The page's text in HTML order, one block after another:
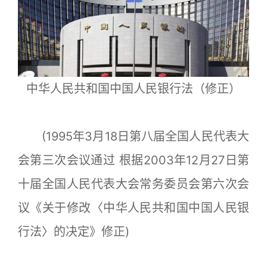
中华人民共和国中国人民银行法（修正）
(1995年3月18日第八届全国人民代表大
会第三次会议通过 根据2003年12月27日第
十届全国人民代表大会常务委员会第六次会
议《关于修改〈中华人民共和国中国人民银
行法〉的决定》修正)